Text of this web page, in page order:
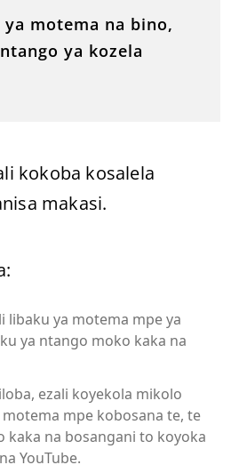
ya motema na bino,
ya kozela
kokoba kosalela
makasi.
libaku ya motema mpe ya
ya ntango moko kaka na
ezali koyekola mikolo
mpe kobosana te, te
kaka na bosangani to koyoka
YouTube.